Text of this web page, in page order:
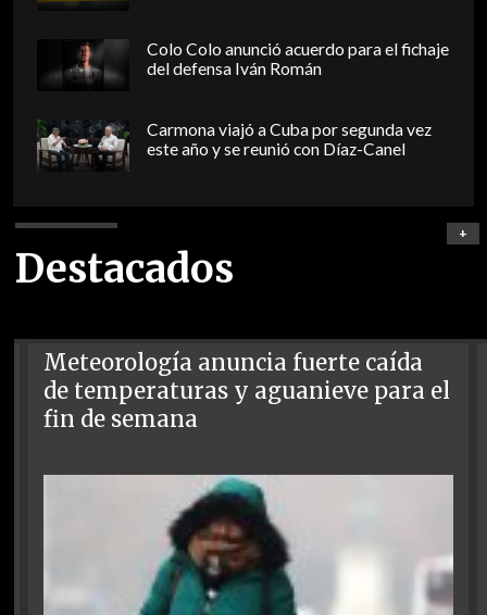
Colo Colo anunció acuerdo para el fichaje
del defensa Iván Román
Carmona viajó a Cuba por segunda vez
este año y se reunió con Díaz-Canel
Destacados
+
Meteorología anuncia fuerte caída
de temperaturas y aguanieve para el
fin de semana